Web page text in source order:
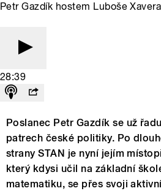
Petr Gazdík hostem Luboše
28:39
Poslanec Petr Gazdík se už
patrech české politiky. Po
strany STAN je nyní jejím
který kdysi učil na základní
matematiku, se přes svoji